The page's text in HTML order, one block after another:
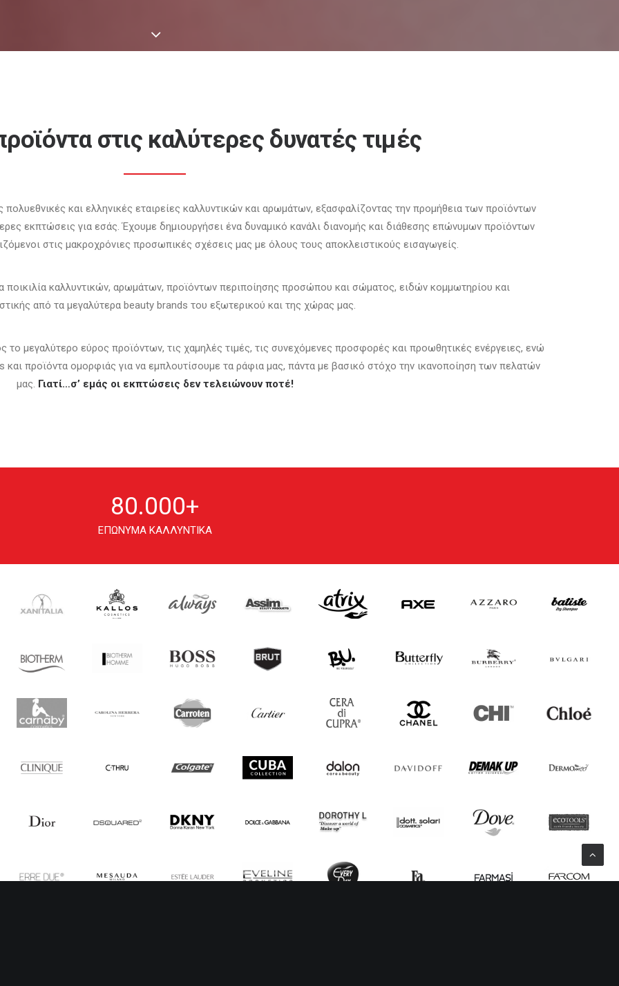
στις καλύτερες δυνατές τιμές
και ελληνικές εταιρείες καλλυντικών και αρωμάτων, εξασφαλίζοντας την προμήθεια των προϊόντων
εκπτώσεις για εσάς. Έχουμε δημιουργήσει ένα δυναμικό κανάλι διανομής και διάθεσης επώνυμων προϊόντων
στις μακροχρόνιες προσωπικές σχέσεις μας με όλους τους αποκλειστικούς εισαγωγείς.
ποικιλία καλλυντικών, αρωμάτων, προϊόντων περιποίησης προσώπου και σώματος, ειδών κομμωτηρίου και
από τα μεγαλύτερα beauty brands του εξωτερικού και της χώρας μας.
μεγαλύτερο εύρος προϊόντων, τις χαμηλές τιμές, τις συνεχόμενες προσφορές και προωθητικές ενέργειες, ενώ
προϊόντα ομορφιάς για να εμπλουτίσουμε τα ράφια μας, πάντα με βασικό στόχο την ικανοποίηση των πελατών
μας. Γιατί…σ’ εμάς οι εκπτώσεις δεν τελειώνουν ποτέ!
80.000+
ΕΠΩΝΥΜΑ ΚΑΛΛΥΝΤΙΚΑ